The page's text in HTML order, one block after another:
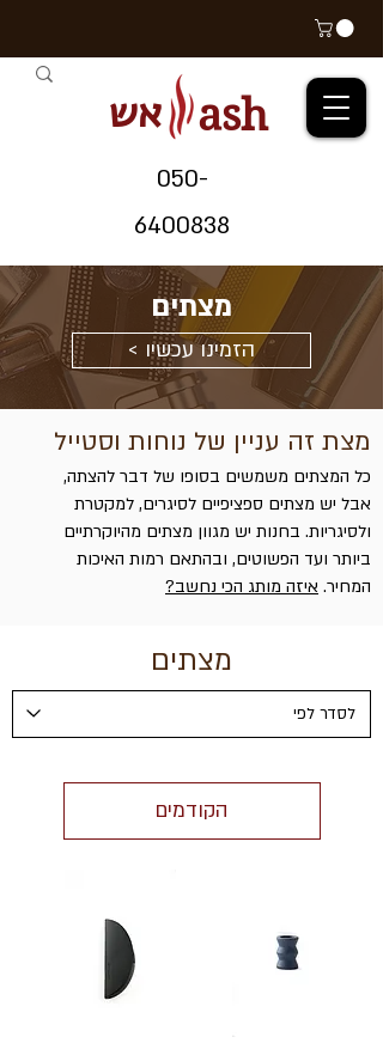
אש ash
050-
6400838
מצתים
< הזמינו עכשיו
כל המצתים משמשים בסופו של דבר להצתה,
אבל יש מצתים ספציפיים לסיגרים, למקטרת
ולסיגריות. בחנות יש מגוון מצתים מהיוקרתיים
ביותר ועד הפשוטים, ובהתאם רמות האיכות
המחיר. איזה מותג הכי נחשב?
מצת זה עניין של נוחות וסטייל
הקודמים
מצתים